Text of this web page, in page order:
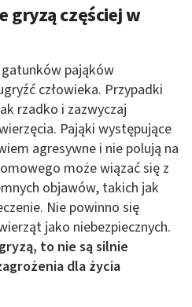
gryzą częściej w
pająków
człowieka. Przypadki
rzadko i zazwyczaj
Pająki występujące
agresywne i nie polują na
może wiązać się z
objawów, takich jak
Nie powinno się
jako niebezpiecznych.
to nie są silnie
dla życia